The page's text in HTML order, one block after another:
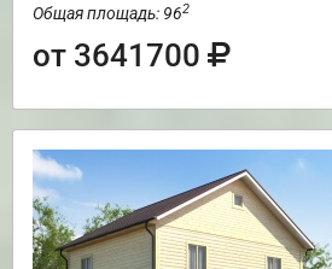
Общая площадь: 962
от 3641700